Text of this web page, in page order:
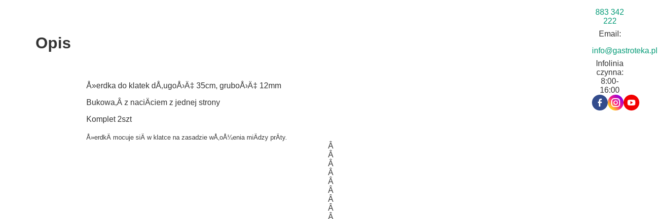
883 342
222
Email:
info@gastroteka.pl
Infolinia
czynna:
8:00-
16:00
Opis
Å»erdka do klatek dÅ‚ugoÅ›Ä‡ 35cm, gruboÅ›Ä‡ 12mm
Bukowa,Â z naciÄciem z jednej strony
Komplet 2szt
Å»erdkÄ mocuje siÄ w klatce na zasadzie wÅ‚oÅ¼enia miÄdzy prÄty.
Â
Â
Â
Â
Â
Â
Â
Â
Â